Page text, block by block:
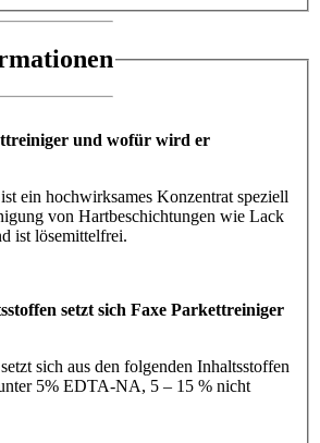
und wofür wird er
ein hochwirksames Konzentrat speziell
von Hartbeschichtungen wie Lack
ist lösemittelfrei.
setzt sich Faxe Parkettreiniger
sich aus den folgenden Inhaltsstoffen
5% EDTA-NA, 5 – 15 % nicht